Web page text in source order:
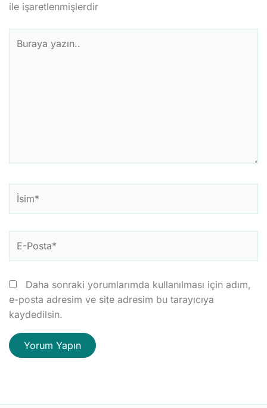
ile işaretlenmişlerdir
yazın..
İsim*
Posta*
Daha sonraki yorumlarımda kullanılması için adım,
e-posta adresim ve site adresim bu tarayıcıya
kaydedilsin.